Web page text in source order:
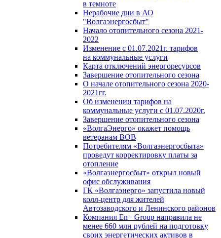
в темноте
Нерабочие дни в АО
"Волгаэнергосбыт"
Начало отопительного сезона 2021-
2022
Изменение с 01.07.2021г. тарифов
на коммунальные услуги
Карта отключений энергоресурсов
Завершение отопительного сезона
О начале отопительного сезона 2020-
2021гг.
Об изменении тарифов на
коммунальные услуги с 01.07.2020г.
Завершение отопительного сезона
«ВолгаЭнерго» окажет помощь
ветеранам ВОВ
Потребителям «Волгаэнергосбыта»
проведут корректировку платы за
отопление
«Волгаэнергосбыт» открыл новый
офис обслуживания
ГК «Волгаэнерго» запустила новый
колл-центр для жителей
Автозаводского и Ленинского районов
Компания En+ Group направила не
менее 660 млн рублей на подготовку
своих энергетических активов в